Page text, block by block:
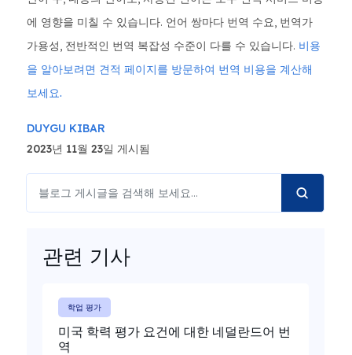
에 영향을 미칠 수 있습니다. 언어 쌍마다 번역 수요, 번역가
가용성, 전반적인 번역 복잡성 수준이 다를 수 있습니다. 비용
을 알아보려면 견적 페이지를 방문하여 번역 비용을 계산해
보세요.
DUYGU KIBAR
2023년 11월 23일 게시됨
관련 기사
학업 평가
미국 학력 평가 요건에 대한 네덜란드어 번
역